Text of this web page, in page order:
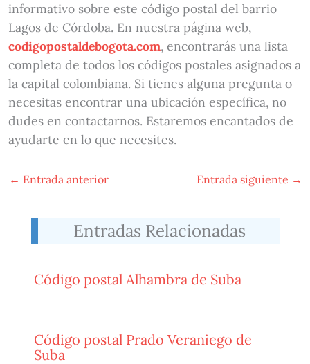
informativo sobre este código postal del barrio
Lagos de Córdoba. En nuestra página web,
codigopostaldebogota.com, encontrarás una lista
completa de todos los códigos postales asignados a
la capital colombiana. Si tienes alguna pregunta o
necesitas encontrar una ubicación específica, no
dudes en contactarnos. Estaremos encantados de
ayudarte en lo que necesites.
← Entrada anterior Entrada siguiente →
Entradas Relacionadas
Código postal Alhambra de Suba
Código postal Prado Veraniego de
Suba